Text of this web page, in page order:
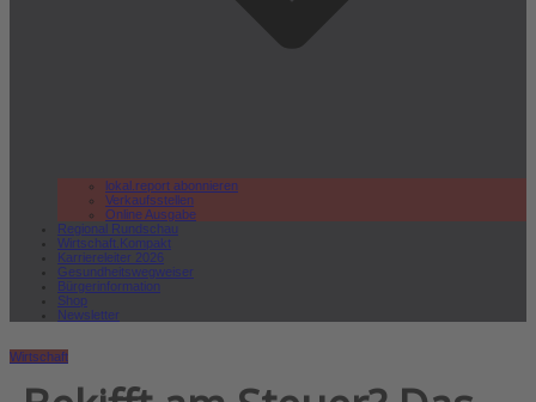
lokal.report abonnieren
Verkaufsstellen
Online Ausgabe
Regional Rundschau
Wirtschaft.Kompakt
Karriereleiter 2026
Gesundheitswegweiser
Bürgerinformation
Shop
Newsletter
Wirtschaft